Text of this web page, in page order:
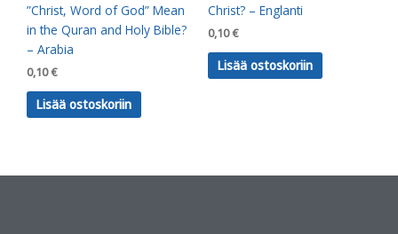
”Christ, Word of God” Mean
in the Quran and Holy Bible?
– Arabia
0,10€
Lisää ostoskoriin
Christ? – Englanti
0,10€
Lisää ostoskoriin